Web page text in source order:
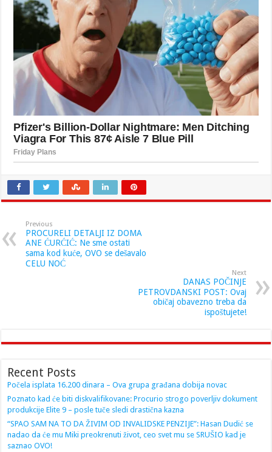
Previous
PROCURELI DETALJI IZ DOMA
ANE ĆURĆIĆ: Ne sme ostati
sama kod kuće, OVO se dešavalo
CELU NOĆ
Next
DANAS POČINJE
PETROVDANSKI POST: Ovaj
običaj obavezno treba da
ispoštujete!
Recent Posts
Počela isplata 16.200 dinara – Ova grupa građana dobija novac
Poznato kad će biti diskvalifikovane: Procurio strogo poverljiv dokument
produkcije Elite 9 – posle tuče sledi drastična kazna
“SPAO SAM NA TO DA ŽIVIM OD INVALIDSKE PENZIJE”: Hasan Dudić se
nadao da će mu Miki preokrenuti život, ceo svet mu se SRUŠIO kad je
saznao OVO!